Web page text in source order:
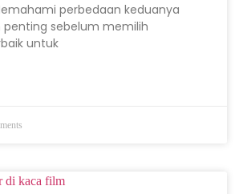
perbedaan keduanya
penting sebelum memilih
untuk